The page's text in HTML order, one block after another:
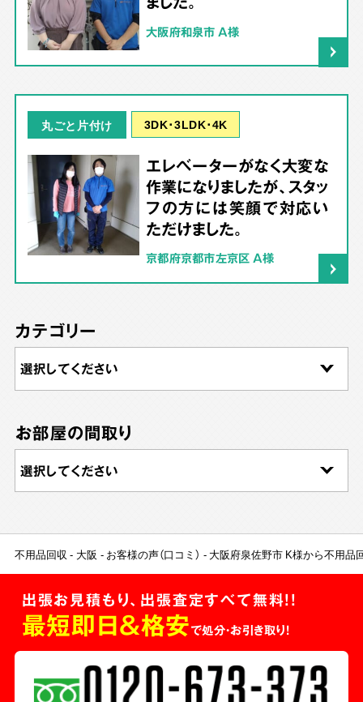
大阪府和泉市 A様
丸ごと片付け 3DK･3LDK･4K
エレベーターがなく大変な
作業になりましたが、スタッ
フの方には笑顔で対応い
ただけました。
京都府京都市左京区 A様
カテゴリー
お部屋の間取り
不用品回収 大阪 お客様の声（口コミ） 大阪府泉佐野市 K様から不用品
出張お見積もり、出張査定すべて無料!!
最短即日＆格安で処分・お引き取り！